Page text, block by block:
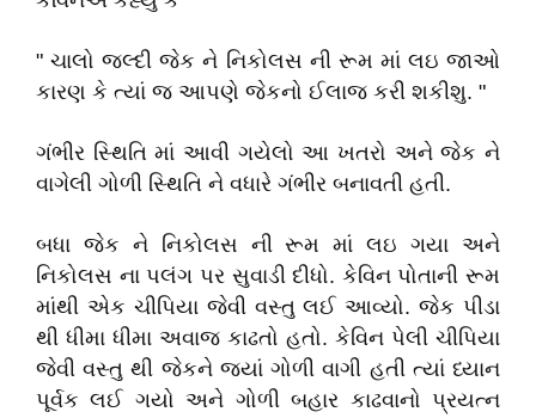
" ચાલો જલ્દી જેક ને નિકોલસ ની રૂમ માં લઇ જાઓ
કારણ કે ત્યાં જ આપણે જેકનો ઈલાજ કરી શકીશુ. "
ગંભીર સ્થિતિ માં આવી ગયેલો આ ખતરો અને જેક ને
વાગેલી ગોળી સ્થિતિ ને વધારે ગંભીર બનાવતી હતી.
બધા જેક ને નિકોલસ ની રૂમ માં લઇ ગયા અને
નિકોલસ ના પલંગ પર સુવાડી દીધો. કેવિન પોતાની રૂમ
માંથી એક ચીપિયા જેવી વસ્તુ લઈ આવ્યો. જેક પીડા
થી ધીમા ધીમા અવાજ કાઢતો હતો. કેવિન પેલી ચીપિયા
જેવી વસ્તુ થી જેકને જ્યાં ગોળી વાગી હતી ત્યાં ધ્યાન
પૂર્વક લઈ ગયો અને ગોળી બહાર કાઢવાનો પ્રયત્ન